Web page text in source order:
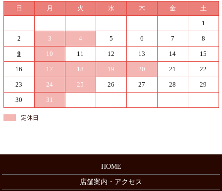
日 月 火 水 木 金
土
1
2 3 4 5 6 7 8
9 10 11 12 13 14 15
16 17 18 19 20 21 22
23 24 25 26 27 28 29
30 31
定休日
HOME
店舗案内・アクセス